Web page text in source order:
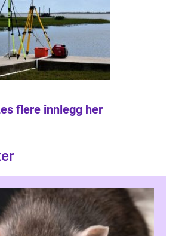
flere innlegg her